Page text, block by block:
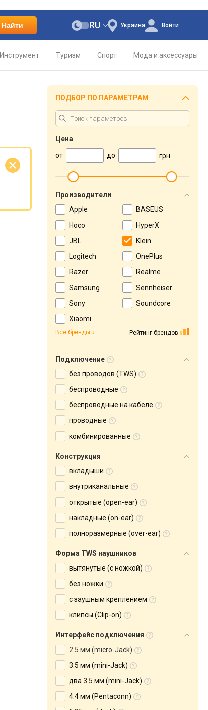
Найти Украина
RU Войти
Инструмент Туризм Спорт Мода и аксессуары
ПОДБОР ПО ПАРАМЕТРАМ
Цена
от
до грн.
Производители
Apple
BASEUS
Hoco
HyperX
JBL
Klein
Logitech
OnePlus
Razer
Realme
Samsung
Sennheiser
Sony
Soundcore
Xiaomi
Рейтинг брендов
Все бренды
Подключение
без проводов (TWS)
беспроводные
беспроводные на кабеле
проводные
комбинированные
Конструкция
вкладыши
внутриканальные
открытые (open-ear)
накладные (on-ear)
полноразмерные (over-ear)
Форма TWS наушников
вытянутые (с ножкой)
без ножки
с заушным креплением
клипсы (Clip-on)
Интерфейс подключения
2.5 мм (micro-Jack)
3.5 мм (mini-Jack)
два 3.5 мм (mini-Jack)
4.4 мм (Pentaconn)